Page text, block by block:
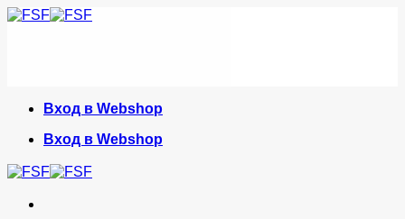
Skip
Вход в Webshop
Вход в Webshop